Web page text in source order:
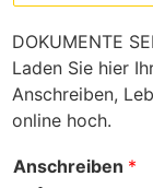
DOKUMENTE
Laden Sie hier
Anschreiben,
online hoch.
Anschreiben *